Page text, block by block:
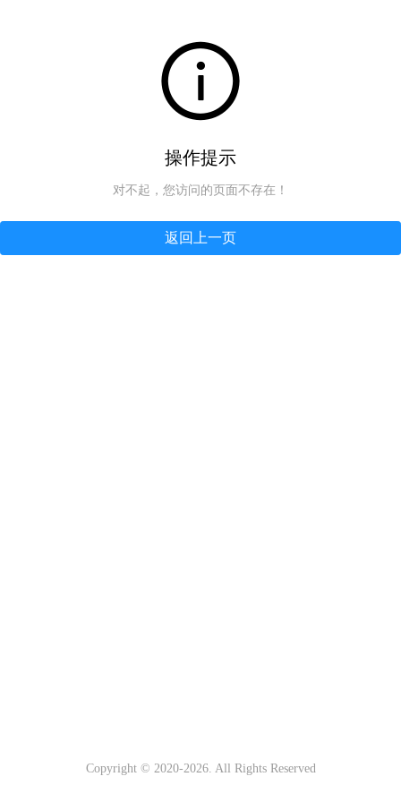
操作提示
对不起，您访问的页面不存在！
返回上一页
Copyright © 2020-2026. All Rights Reserved